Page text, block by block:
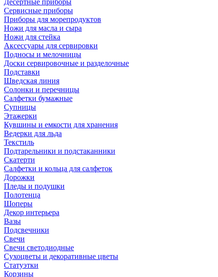
Десертные приборы
Сервисные приборы
Приборы для морепродуктов
Ножи для масла и сыра
Ножи для стейка
Аксессуары для сервировки
Подносы и мелочницы
Доски сервировочные и разделочные
Подставки
Шведская линия
Солонки и перечницы
Салфетки бумажные
Супницы
Этажерки
Кувшины и емкости для хранения
Ведерки для льда
Текстиль
Подтарельники и подстаканники
Скатерти
Салфетки и кольца для салфеток
Дорожки
Пледы и подушки
Полотенца
Шоперы
Декор интерьера
Вазы
Подсвечники
Свечи
Свечи светодиодные
Сухоцветы и декоративные цветы
Статуэтки
Корзины